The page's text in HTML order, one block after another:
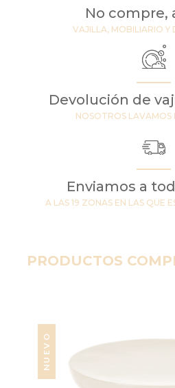
No compre,
VAJILLA, MOBILIARIO Y
Devolución de
NOSOTROS LAVAMOS
Enviamos a
A LAS 19 ZONAS EN LAS QUE
PRODUCTOS
NUEVO